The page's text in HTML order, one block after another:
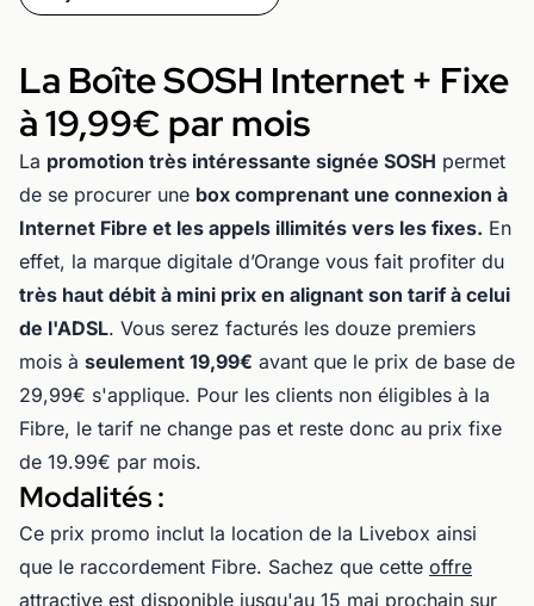
La Boîte SOSH Internet + Fixe
à 19,99€ par mois
La promotion très intéressante signée SOSH permet
de se procurer une box comprenant une connexion à
Internet Fibre et les appels illimités vers les fixes. En
effet, la marque digitale d’Orange vous fait profiter du
très haut débit à mini prix en alignant son tarif à celui
de l'ADSL. Vous serez facturés les douze premiers
mois à seulement 19,99€ avant que le prix de base de
29,99€ s'applique. Pour les clients non éligibles à la
Fibre, le tarif ne change pas et reste donc au prix fixe
de 19.99€ par mois.
Modalités :
Ce prix promo inclut la location de la Livebox ainsi
que le raccordement Fibre. Sachez que cette offre
attractive est disponible jusqu'au 15 mai prochain sur